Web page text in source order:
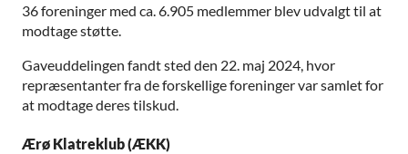
36 foreninger med ca. 6.905 medlemmer blev udvalgt til at
modtage støtte.
Gaveuddelingen fandt sted den 22. maj 2024, hvor
repræsentanter fra de forskellige foreninger var samlet for
at modtage deres tilskud.
Ærø Klatreklub (ÆKK)